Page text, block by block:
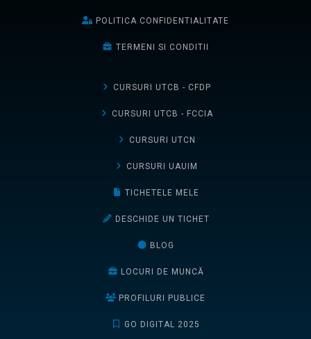
POLITICA CONFIDENTIALITATE
TERMENI SI CONDITII
CURSURI UTCB - CFDP
CURSURI UTCB - FCCIA
CURSURI UTCN
CURSURI UAUIM
TICHETELE MELE
DESCHIDE UN TICHET
BLOG
LOCURI DE MUNCĂ
PROFILURI PUBLICE
GO DIGITAL 2025